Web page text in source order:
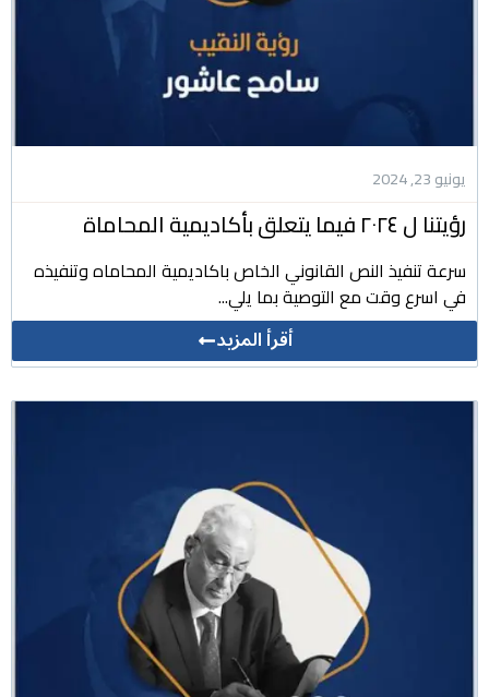
يونيو 23, 2024
رؤيتنا ل ٢٠٢٤ فيما يتعلق بأكاديمية المحاماة
سرعة تنفيذ النص القانوني الخاص باكاديمية المحاماه وتنفيذه
في اسرع وقت مع التوصية بما يلي...
أقرأ المزيد